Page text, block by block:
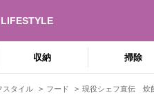
LIFESTYLE
収納 掃除
スタイル フード 現役シェフ直伝 炊